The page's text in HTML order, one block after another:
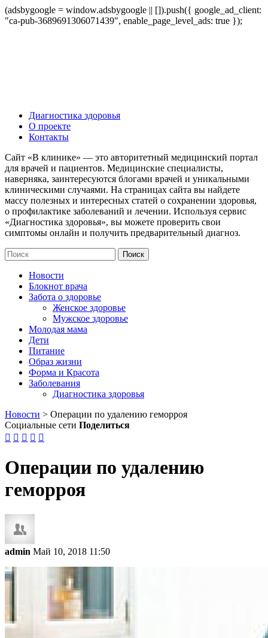
(adsbygoogle = window.adsbygoogle || []).push({ google_ad_client:
"ca-pub-3689691306071439", enable_page_level_ads: true });
Диагностика здоровья
О проекте
Контакты
Сайт «В клинике» — это авторитетный медицинский портал
для врачей и пациентов. Медицинские специалисты,
наверняка, заинтересуются блогами врачей и уникальными
клиническими случаями. На страницах сайта вы найдете
массу полезных и интересных статей о сохранении здоровья,
о профилактике заболеваний и лечении. Используя сервис
«Диагностика здоровья», вы можете проверить свои
симптомы онлайн и получить предварительный диагноз.
Новости
Блокнот врача
Забота о здоровье
Женское здоровье
Мужское здоровье
Молодая мама
Дети
Питание
Образ жизни
Форма и Красота
Заболевания
Диагностика здоровья
Новости > Операции по удалению геморроя
Социальные сети Поделиться
    
Операции по удалению
геморроя
admin Май 10, 2018 11:50